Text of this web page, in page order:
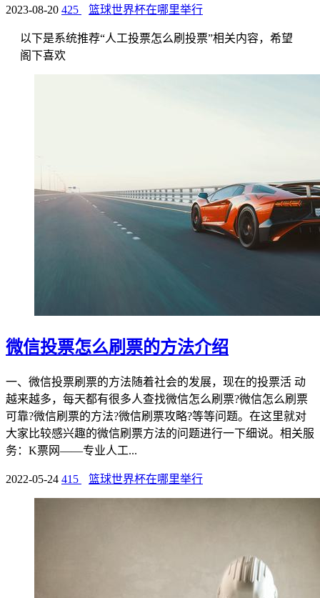
2023-08-20 425 篮球世界杯在哪里举行
以下是系统推荐“人工投票怎么刷投票”相关内容，希望
阁下喜欢
微信投票怎么刷票的方法介绍
一、微信投票刷票的方法随着社会的发展，现在的投票活 动
越来越多，每天都有很多人查找微信怎么刷票?微信怎么刷票
可靠?微信刷票的方法?微信刷票攻略?等等问题。在这里就对
大家比较感兴趣的微信刷票方法的问题进行一下细说。相关服
务：K票网——专业人工...
2022-05-24 415 篮球世界杯在哪里举行